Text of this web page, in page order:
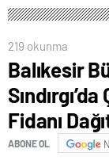
219 okunma
Balıkesir
Fidanı
ABONE OL